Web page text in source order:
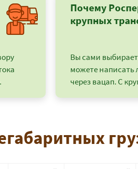
Почему
крупных
Вы сами
можете
через вацап. С